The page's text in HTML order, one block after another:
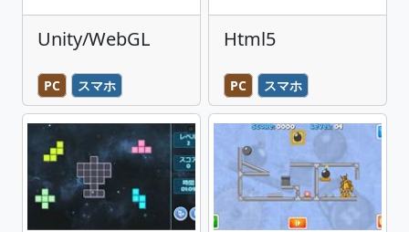
Unity/WebGL
PC スマホ
Html5
PC スマホ